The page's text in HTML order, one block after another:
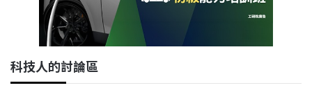
科技人的討論區